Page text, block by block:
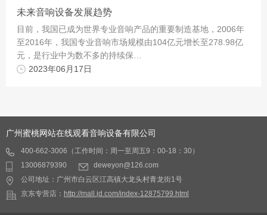
未来音响设备发展趋势
目前，我国已成为世界专业音响产品的重要制造基地，2006年
至2016年，我国专业音响市场规模由104亿元增长至278.98亿
元，是行业中为数不多的持续保…
2023年06月17日
广州蜜桃网站在线观看音响设备有限公司
400-662-3006（工作时间：周一至周五9：00-18：30）
13006879390
deweyon@126.com
公司地址：广州市白云区江高镇大龙头村青龙街1号
京东专营店： http://mall.jd.com/index-12875799.html